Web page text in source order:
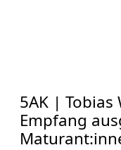
5AK |
Empfang